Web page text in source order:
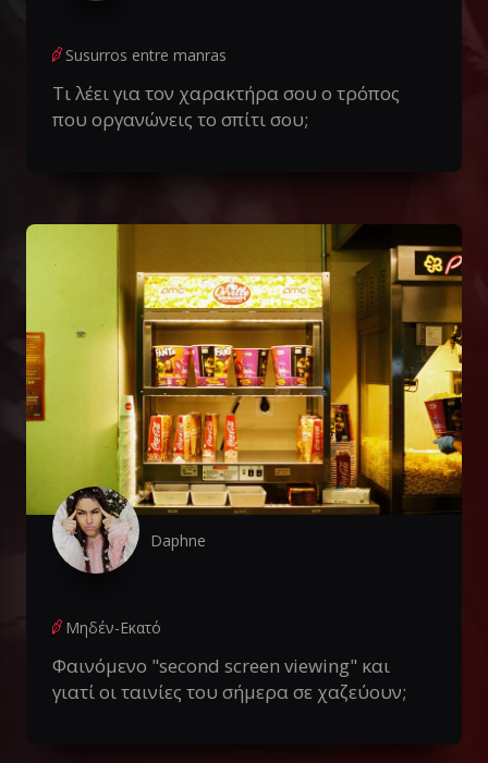
Susurros entre manras
Τι λέει για τον χαρακτήρα σου ο τρόπος
που οργανώνεις το σπίτι σου;
Daphne
Μηδέν-Εκατό
Φαινόμενο "second screen viewing" και
γιατί οι ταινίες του σήμερα σε χαζεύουν;